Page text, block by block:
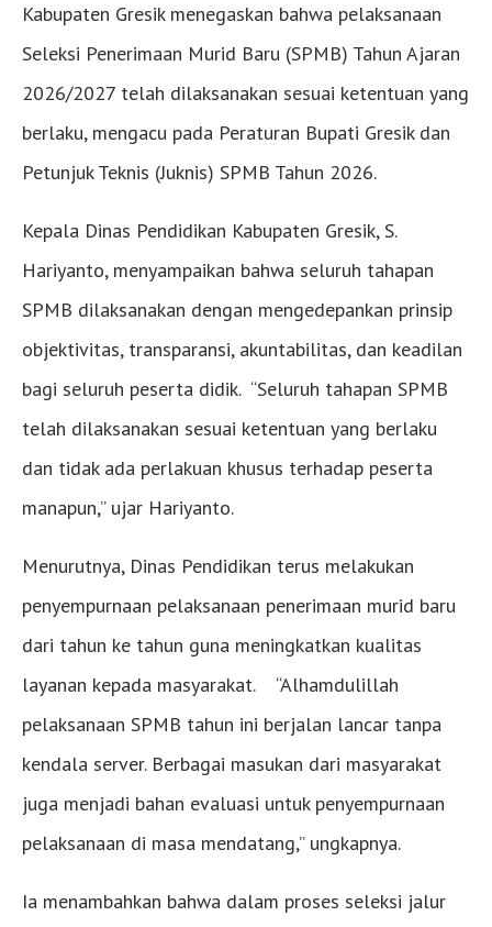
Kabupaten Gresik menegaskan bahwa pelaksanaan
Seleksi Penerimaan Murid Baru (SPMB) Tahun Ajaran
2026/2027 telah dilaksanakan sesuai ketentuan yang
berlaku, mengacu pada Peraturan Bupati Gresik dan
Petunjuk Teknis (Juknis) SPMB Tahun 2026.
Kepala Dinas Pendidikan Kabupaten Gresik, S.
Hariyanto, menyampaikan bahwa seluruh tahapan
SPMB dilaksanakan dengan mengedepankan prinsip
objektivitas, transparansi, akuntabilitas, dan keadilan
bagi seluruh peserta didik. “Seluruh tahapan SPMB
telah dilaksanakan sesuai ketentuan yang berlaku
dan tidak ada perlakuan khusus terhadap peserta
manapun,” ujar Hariyanto.
Menurutnya, Dinas Pendidikan terus melakukan
penyempurnaan pelaksanaan penerimaan murid baru
dari tahun ke tahun guna meningkatkan kualitas
layanan kepada masyarakat. “Alhamdulillah
pelaksanaan SPMB tahun ini berjalan lancar tanpa
kendala server. Berbagai masukan dari masyarakat
juga menjadi bahan evaluasi untuk penyempurnaan
pelaksanaan di masa mendatang,” ungkapnya.
Ia menambahkan bahwa dalam proses seleksi jalur